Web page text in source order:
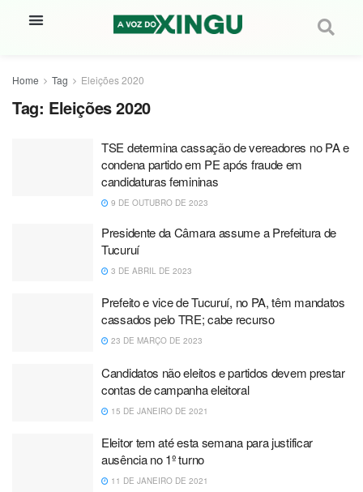
Home Tag Eleições 2020
Tag: Eleições 2020
TSE determina cassação de vereadores no PA e
condena partido em PE após fraude em
candidaturas femininas
9 DE OUTUBRO DE 2023
Presidente da Câmara assume a Prefeitura de
Tucuruí
3 DE ABRIL DE 2023
Prefeito e vice de Tucuruí, no PA, têm mandatos
cassados pelo TRE; cabe recurso
23 DE MARÇO DE 2023
Candidatos não eleitos e partidos devem prestar
contas de campanha eleitoral
15 DE JANEIRO DE 2021
Eleitor tem até esta semana para justificar
ausência no 1º turno
11 DE JANEIRO DE 2021